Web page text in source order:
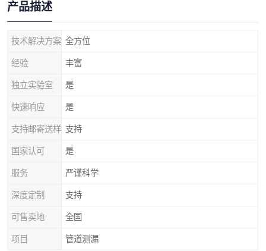
产品描述
技术解决方案 全方位
经验 丰富
独立实验室 是
快速响应 是
支持邮寄送样 支持
国家认可 是
服务 严谨科学
深度定制 支持
可售卖地 全国
项目 管道测漏